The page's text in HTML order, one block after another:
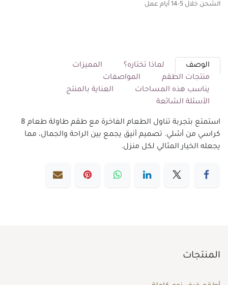
الشحن خلال 5-14 أيام عمل
الوصف لماذا تختاره؟
المميزات
منتجات الطقم
المواصفات
يناسب هذه المساحات
العناية بالمنتج
الأسئلة الشائعة
استمتع بتجربة تناول الطعام الفاخرة مع طقم طاولة طعام 8
كراسي من أشلي. تصميم أنيق يجمع بين الراحة والجمال، مما
يجعله الخيار المثالي لكل منزل.
المنتجات